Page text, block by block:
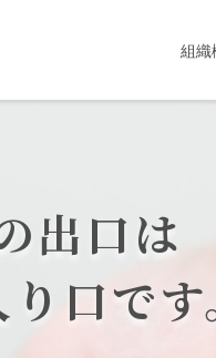
組織
出口は
口で